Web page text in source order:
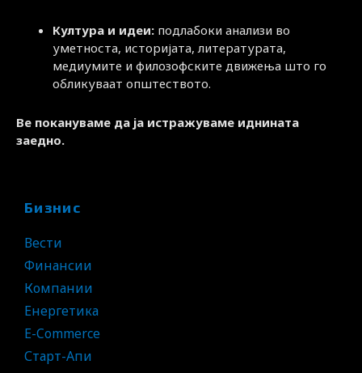
Култура и идеи: подлабоки анализи во
уметноста, историјата, литературата,
медиумите и филозофските движења што го
обликуваат општеството.
Ве покануваме да ја истражуваме иднината
заедно.
Бизнис
Вести
Финансии
Компании
Енергетика
E-Commerce
Старт-Апи